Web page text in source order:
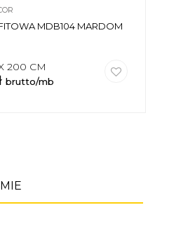
MDB104 MARDOM
200 CM
brutto/mb